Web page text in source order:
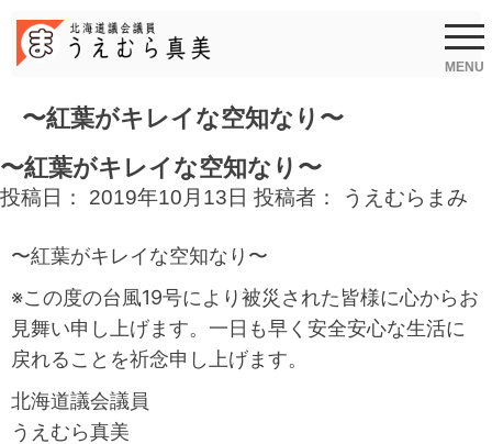
content
MENU
〜紅葉がキレイな空知なり〜
〜紅葉がキレイな空知なり〜
投稿日： 2019年10月13日 投稿者： うえむらまみ
〜紅葉がキレイな空知なり〜
※この度の台風19号により被災された皆様に心からお
見舞い申し上げます。一日も早く安全安心な生活に
戻れることを祈念申し上げます。
北海道議会議員
うえむら真美